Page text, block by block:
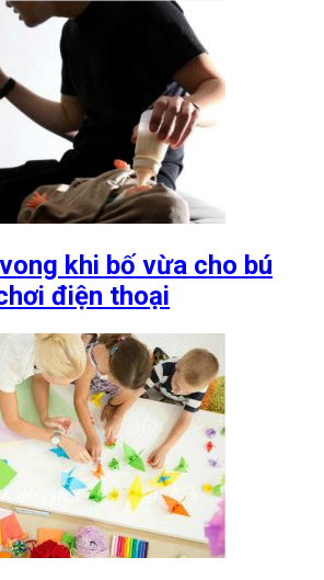
khi bố vừa cho bú
điện thoại